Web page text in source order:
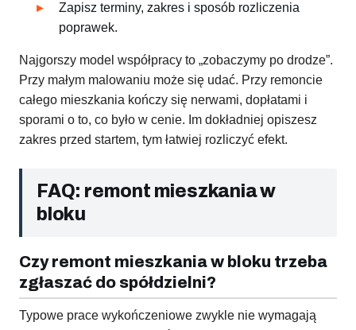
Zapisz terminy, zakres i sposób rozliczenia
poprawek.
Najgorszy model współpracy to „zobaczymy po drodze”.
Przy małym malowaniu może się udać. Przy remoncie
całego mieszkania kończy się nerwami, dopłatami i
sporami o to, co było w cenie. Im dokładniej opiszesz
zakres przed startem, tym łatwiej rozliczyć efekt.
FAQ: remont mieszkania w
bloku
Czy remont mieszkania w bloku trzeba
zgłaszać do spółdzielni?
Typowe prace wykończeniowe zwykle nie wymagają